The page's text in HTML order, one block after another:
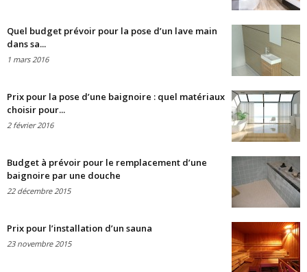
Quel budget prévoir pour la pose d’un lave main
dans sa...
1 mars 2016
Prix pour la pose d’une baignoire : quel matériaux
choisir pour...
2 février 2016
Budget à prévoir pour le remplacement d’une
baignoire par une douche
22 décembre 2015
Prix pour l’installation d’un sauna
23 novembre 2015